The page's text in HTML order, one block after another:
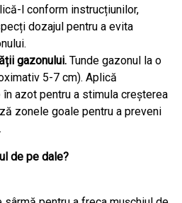
l conform instrucțiunilor,
dozajul pentru a evita
gazonului. Tunde gazonul la o
5-7 cm). Aplică
azot pentru a stimula creșterea
zonele goale pentru a preveni
de pe dale?